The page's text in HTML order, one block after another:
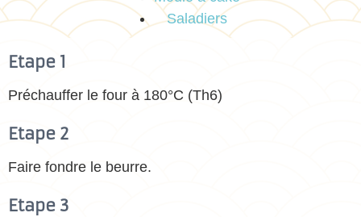
Saladiers
Etape 1
Préchauffer le four à 180°C (Th6)
Etape 2
Faire fondre le beurre.
Etape 3